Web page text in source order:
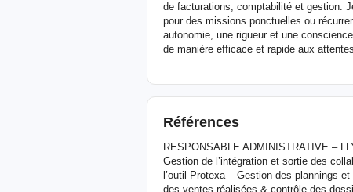
de facturations, comptabilité et gestion.
pour des missions ponctuelles ou
autonomie, une rigueur et une
de manière efficace et rapide aux
Références
RESPONSABLE ADMINISTRATIVE –
Gestion de l’intégration et sortie des
l’outil Protexa – Gestion des plannings
des ventes réalisées & contrôle des